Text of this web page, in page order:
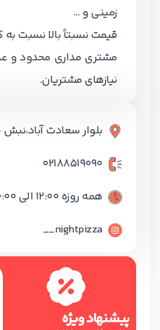
زمینی و …
قیمت نسبتاً بالا نسبت
مشتری مداری محدود و
نیازهای مشتریان.
بلوار سعادت آباد،نبش
02188519090
همه روزه 12:00 الی 00:00
nightpizza__
پیشنهاد ویژه